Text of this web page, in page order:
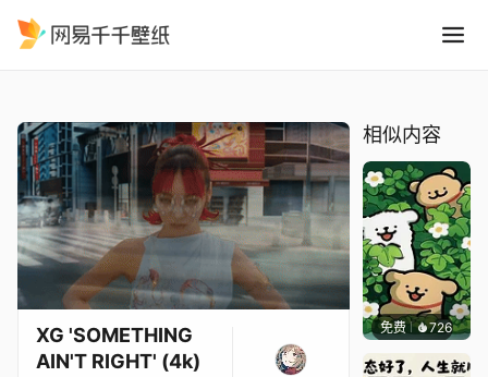
XG 'SOMETHING
AIN'T RIGHT' (4k)
相似内容
免费 726渔小小